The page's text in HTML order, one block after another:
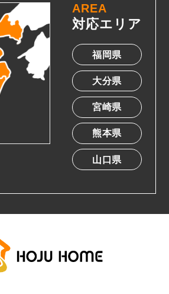
AREA
対応エリア
福岡県
大分県
宮崎県
熊本県
山口県